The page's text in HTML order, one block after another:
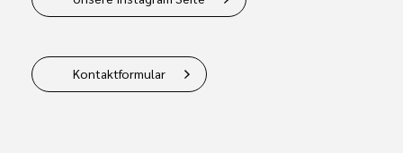
Kontaktformular